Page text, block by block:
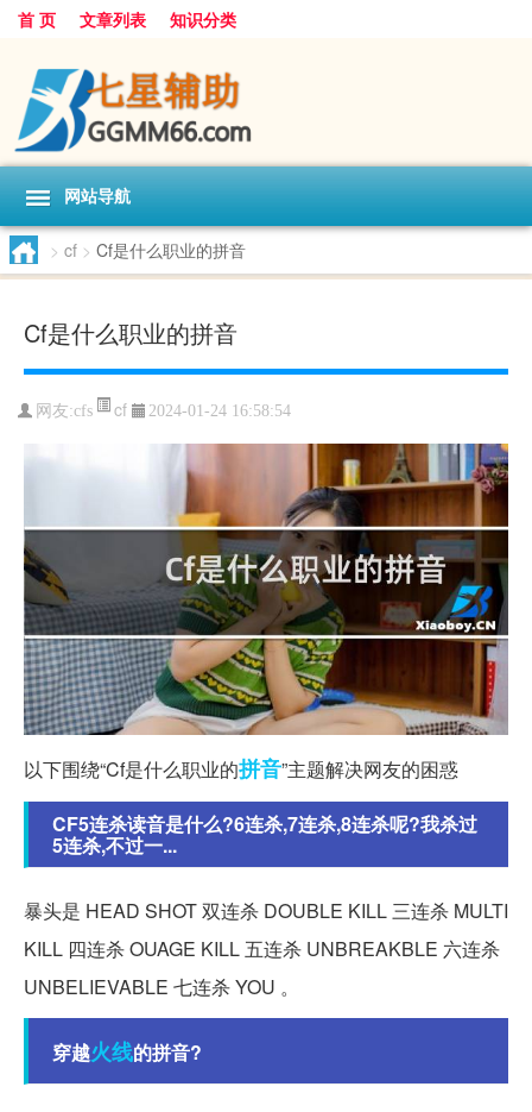
首 页 文章列表 知识分类
网站导航
> cf > Cf是什么职业的拼音
Cf是什么职业的拼音
网友:cfs cf 2024-01-24 16:58:54
以下围绕“Cf是什么职业的拼音”主题解决网友的困惑
CF5连杀读音是什么?6连杀,7连杀,8连杀呢?我杀过
5连杀,不过一...
暴头是 HEAD SHOT 双连杀 DOUBLE KILL 三连杀 MULTI
KILL 四连杀 OUAGE KILL 五连杀 UNBREAKBLE 六连杀
UNBELIEVABLE 七连杀 YOU 。
穿越火线的拼音?